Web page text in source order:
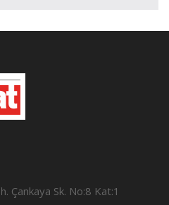
Çankaya Sk. No:8 Kat:1